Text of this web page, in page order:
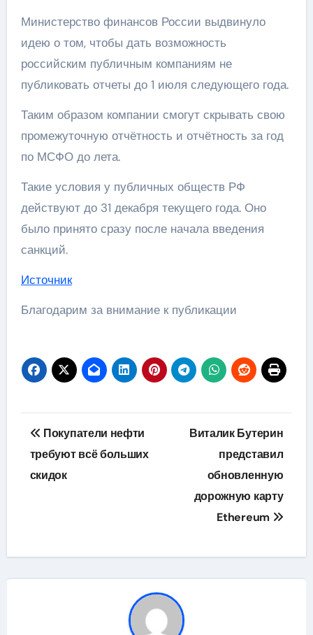
Министерство финансов России выдвинуло
идею о том, чтобы дать возможность
российским публичным компаниям не
публиковать отчеты до 1 июля следующего года.
Таким образом компании смогут скрывать свою
промежуточную отчётность и отчётность за год
по МСФО до лета.
Такие условия у публичных обществ РФ
действуют до 31 декабря текущего года. Оно
было принято сразу после начала введения
санкций.
Источник
Благодарим за внимание к публикации
Навигация
по
записям
Покупатели нефти
требуют всё больших
скидок
Виталик Бутерин
представил
обновленную
дорожную карту
Ethereum